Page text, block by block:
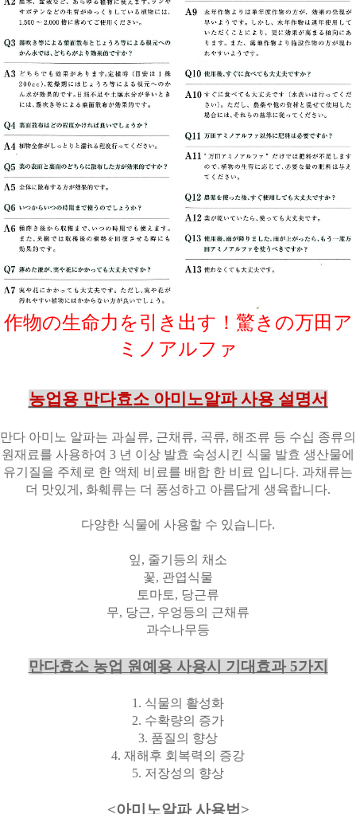
作物の生命力を引き出す！驚きの万田ア
ミノアルファ
농업용 만다효소 아미노알파 사용 설명서
만다 아미노 알파는 과실류, 근채류, 곡류, 해조류 등 수십 종류의
원재료를 사용하여 3 년 이상 발효 숙성시킨 식물 발효 생산물에
유기질을 주체로 한 액체 비료를 배합 한 비료 입니다. 과채류는
더 맛있게 , 화훼류는 더 풍성하고 아름답게 생육합니다.
다양한 식물에 사용할 수 있습니다.
잎, 줄기등의 채소
꽃, 관엽식물
토마토, 당근류
무, 당근, 우엉등의 근채류
과수나무등
만다효소 농업 원예용 사용시 기대효과5가지
1. 식물의 활성화
2. 수확량의 증가
3. 품질의 향상
4. 재해후 회복력의 증강
5. 저장성의 향상
<아미노알파 사용법 >